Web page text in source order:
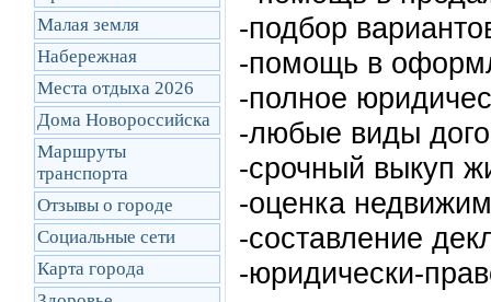
Малая земля
Набережная
Места отдыха 2026
Дома Новороссийска
Маршруты
транcпорта
Отзывы о городе
Социальные сети
Карта города
-подбор
-помощь в
-полное
-любые виды
-срочный выкуп
-оценка
-составление
-юридически-